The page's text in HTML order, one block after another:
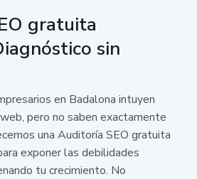
gratuita
sin
en Badalona intuyen
pero no saben exactamente
una Auditoría SEO gratuita
exponer las debilidades
tu crecimiento. No